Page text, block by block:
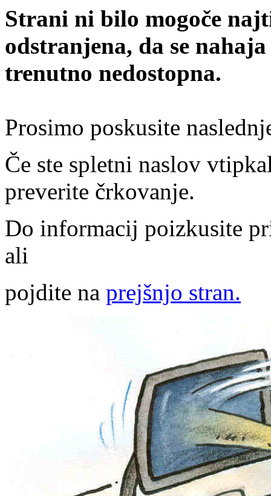
Strani ni bilo mogoče
odstranjena, da se
trenutno nedostopna.
Prosimo poskusite
Če ste spletni naslov
preverite črkovanje.
Do informacij poizkusite
ali
pojdite na prejšnjo stran.